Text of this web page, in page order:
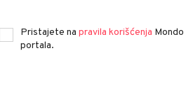
Pristajete na pravila korišćenja Mondo
portala.